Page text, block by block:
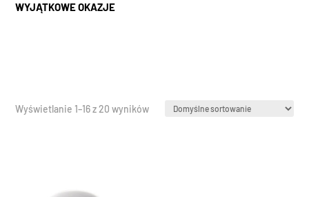
WYJĄTKOWE OKAZJE
Wyświetlanie 1–16 z 20 wyników